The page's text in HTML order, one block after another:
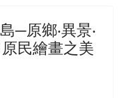
─原鄉‧異景‧
民繪畫之美